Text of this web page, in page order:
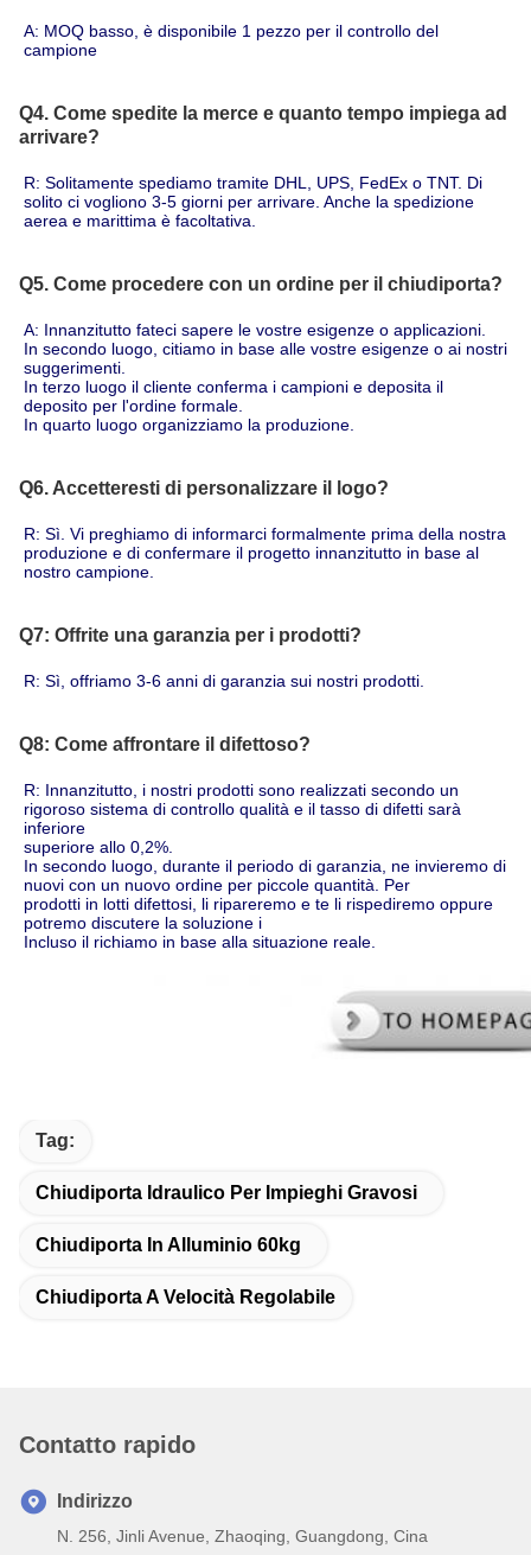
A: MOQ basso, è disponibile 1 pezzo per il controllo del
campione
Q4. Come spedite la merce e quanto tempo impiega ad
arrivare?
R: Solitamente spediamo tramite DHL, UPS, FedEx o TNT. Di
solito ci vogliono 3-5 giorni per arrivare. Anche la spedizione
aerea e marittima è facoltativa.
Q5. Come procedere con un ordine per il chiudiporta?
A: Innanzitutto fateci sapere le vostre esigenze o applicazioni.
In secondo luogo, citiamo in base alle vostre esigenze o ai nostri
suggerimenti.
In terzo luogo il cliente conferma i campioni e deposita il
deposito per l'ordine formale.
In quarto luogo organizziamo la produzione.
Q6. Accetteresti di personalizzare il logo?
R: Sì. Vi preghiamo di informarci formalmente prima della nostra
produzione e di confermare il progetto innanzitutto in base al
nostro campione.
Q7: Offrite una garanzia per i prodotti?
R: Sì, offriamo 3-6 anni di garanzia sui nostri prodotti.
Q8: Come affrontare il difettoso?
R: Innanzitutto, i nostri prodotti sono realizzati secondo un
rigoroso sistema di controllo qualità e il tasso di difetti sarà
inferiore
superiore allo 0,2%.
In secondo luogo, durante il periodo di garanzia, ne invieremo di
nuovi con un nuovo ordine per piccole quantità. Per
prodotti in lotti difettosi, li ripareremo e te li rispediremo oppure
potremo discutere la soluzione i
Incluso il richiamo in base alla situazione reale.
Tag:
Chiudiporta Idraulico Per Impieghi Gravosi
Chiudiporta In Alluminio 60kg
Chiudiporta A Velocità Regolabile
Contatto rapido
Indirizzo
N. 256, Jinli Avenue, Zhaoqing, Guangdong, Cina